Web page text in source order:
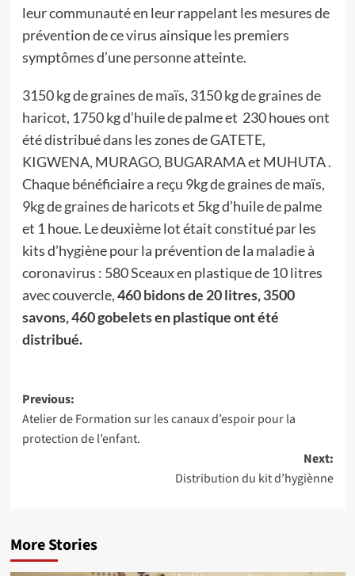
leur communauté en leur rappelant les mesures de
prévention de ce virus ainsique les premiers
symptômes d’une personne atteinte.
3150 kg de graines de maïs, 3150 kg de graines de
haricot, 1750 kg d’huile de palme et 230 houes ont
été distribué dans les zones de GATETE,
KIGWENA, MURAGO, BUGARAMA et MUHUTA .
Chaque bénéficiaire a reçu 9kg de graines de maïs,
9kg de graines de haricots et 5kg d’huile de palme
et 1 houe. Le deuxième lot était constitué par les
kits d’hygiène pour la prévention de la maladie à
coronavirus : 580 Sceaux en plastique de 10 litres
avec couvercle,460 bidons de 20 litres, 3500
savons, 460 gobelets en plastique ont été
distribué.
Post
navigation
Previous:
Atelier de Formation sur les canaux d’espoir pour la
protection de l’enfant.
Next:
Distribution du kit d’hygiènne
More Stories